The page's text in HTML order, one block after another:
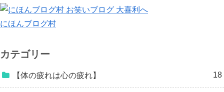
にほんブログ村
カテゴリー
【体の疲れは心の疲れ】 18